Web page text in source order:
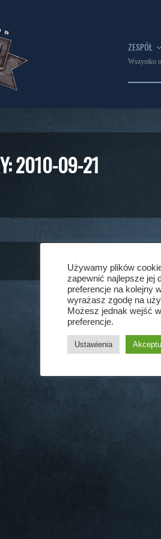
ZESPÓŁ
Wszystko
2010-09-21
Używamy plików
zapewnić najlepsze jej
preferencje na kolejny
wyrażasz zgodę na
Możesz jednak wejść
preferencje.
Ustawienia